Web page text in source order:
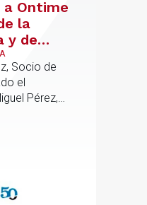
a Ontime
la
y de
Socio de
el
Pérez,